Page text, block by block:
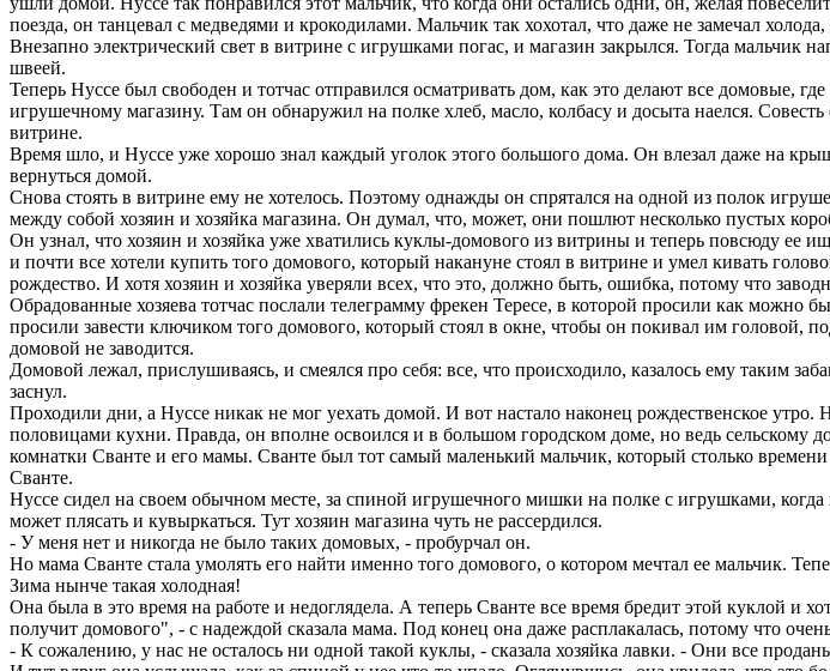
поезда, он танцевал с медведями и крокодилами. Мальчик так хохотал, что даже не замечал
Внезапно электрический свет в витрине с игрушками погас, и магазин закрылся. Тогда мальчик
швеей.
Теперь Нуссе был свободен и тотчас отправился осматривать дом, как это делают все домовые,
игрушечному магазину. Там он обнаружил на полке хлеб, масло, колбасу и досыта наелся.
витрине.
Время шло, и Нуссе уже хорошо знал каждый уголок этого большого дома. Он влезал даже на
вернуться домой.
Снова стоять в витрине ему не хотелось. Поэтому однажды он спрятался на одной из полок
между собой хозяин и хозяйка магазина. Он думал, что, может, они пошлют несколько пустых
Он узнал, что хозяин и хозяйка уже хватились куклы-домового из витрины и теперь повсюду ее
и почти все хотели купить того домового, который накануне стоял в витрине и умел кивать
рождество. И хотя хозяин и хозяйка уверяли всех, что это, должно быть, ошибка, потому что
Обрадованные хозяева тотчас послали телеграмму фрекен Тересе, в которой просили как
просили завести ключиком того домового, который стоял в окне, чтобы он покивал им головой,
домовой не заводится.
Домовой лежал, прислушиваясь, и смеялся про себя: все, что происходило, казалось ему таким
заснул.
Проходили дни, а Нуссе никак не мог уехать домой. И вот настало наконец рождественское
половицами кухни. Правда, он вполне освоился и в большом городском доме, но ведь сельскому
комнатки Сванте и его мамы. Сванте был тот самый маленький мальчик, который столько
Сванте.
Нуссе сидел на своем обычном месте, за спиной игрушечного мишки на полке с игрушками,
может плясать и кувыркаться. Тут хозяин магазина чуть не рассердился.
- У меня нет и никогда не было таких домовых, - пробурчал он.
Но мама Сванте стала умолять его найти именно того домового, о котором мечтал ее мальчик.
Зима нынче такая холодная!
Она была в это время на работе и недоглядела. А теперь Сванте все время бредит этой куклой и
получит домового", - с надеждой сказала мама. Под конец она даже расплакалась, потому что очень
- К сожалению, у нас не осталось ни одной такой куклы, - сказала хозяйка лавки. - Они все